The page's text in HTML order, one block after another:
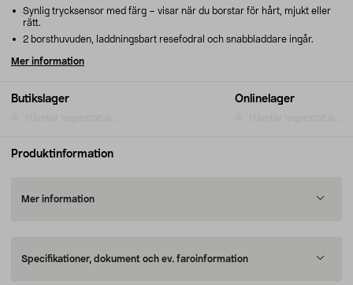
Butikslager Onlinelager
Synlig trycksensor med färg – visar när du borstar för hårt, mjukt eller
rätt.
2 borsthuvuden, laddningsbart resefodral och snabbladdare ingår.
Mer information
Produktinformation
Mer information
Specifikationer, dokument och ev. faroinformation